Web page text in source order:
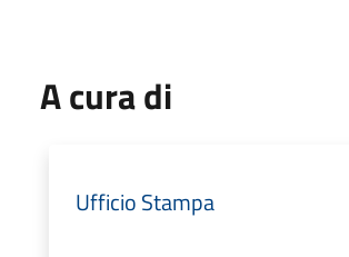
A cura di
Ufficio Stampa